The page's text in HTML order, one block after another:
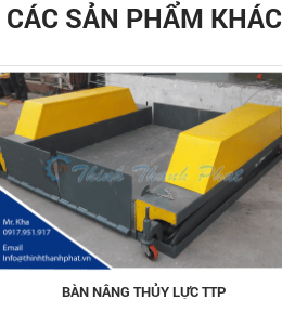
CÁC SẢN PHẨM KHÁC
BÀN NÂNG THỦY LỰC TTP